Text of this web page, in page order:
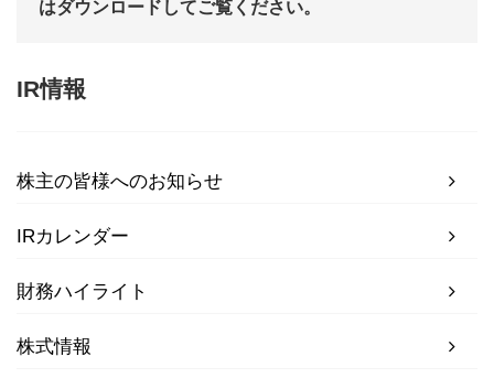
IR情報
株主の皆様へのお知らせ
IRカレンダー
財務ハイライト
株式情報
はダウンロードしてご覧ください。